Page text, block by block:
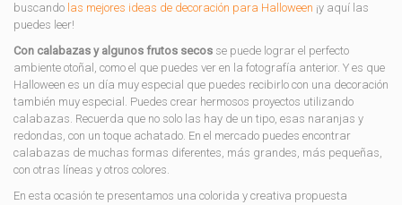
buscando las mejores ideas de decoración para Halloween ¡y aquí las
puedes leer!
Con calabazas y algunos frutos secos se puede lograr el perfecto
ambiente otoñal, como el que puedes ver en la fotografía anterior. Y es que
Halloween es un día muy especial que puedes recibirlo con una decoración
también muy especial. Puedes crear hermosos proyectos utilizando
calabazas. Recuerda que no solo las hay de un tipo, esas naranjas y
redondas, con un toque achatado. En el mercado puedes encontrar
calabazas de muchas formas diferentes, más grandes, más pequeñas,
con otras líneas y otros colores.
En esta ocasión te presentamos una colorida y creativa propuesta